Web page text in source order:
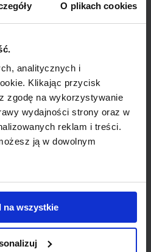
O plikach cookies
analitycznych i
Klikając przycisk
zgodę na wykorzystywanie
wydajności strony oraz w
reklam i treści.
ją w dowolnym
na wszystkie
International
International
Thurgood Marshall
Airport
Kentucky